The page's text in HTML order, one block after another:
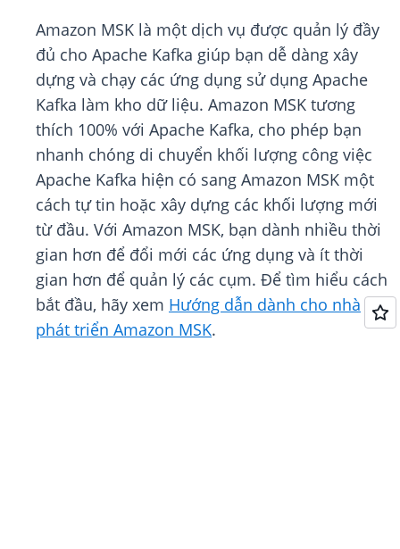
Amazon MSK là một dịch vụ được quản lý đầy
đủ cho Apache Kafka giúp bạn dễ dàng xây
dựng và chạy các ứng dụng sử dụng Apache
Kafka làm kho dữ liệu. Amazon MSK tương
thích 100% với Apache Kafka, cho phép bạn
nhanh chóng di chuyển khối lượng công việc
Apache Kafka hiện có sang Amazon MSK một
cách tự tin hoặc xây dựng các khối lượng mới
từ đầu. Với Amazon MSK, bạn dành nhiều thời
gian hơn để đổi mới các ứng dụng và ít thời
gian hơn để quản lý các cụm. Để tìm hiểu cách
bắt đầu, hãy xem Hướng dẫn dành cho nhà
phát triển Amazon MSK.